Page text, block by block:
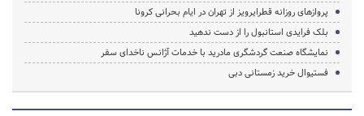
پروازهای روزانه قطرایرویز از تهران در ایام بحرانی کرونا
بلک فرایدی استانبول را از دست ندهید
نمایشگاه صنعت گردشگری مادرید با خدمات آژانس ناخدای سفر
فستیوال خرید زمستانی دبی